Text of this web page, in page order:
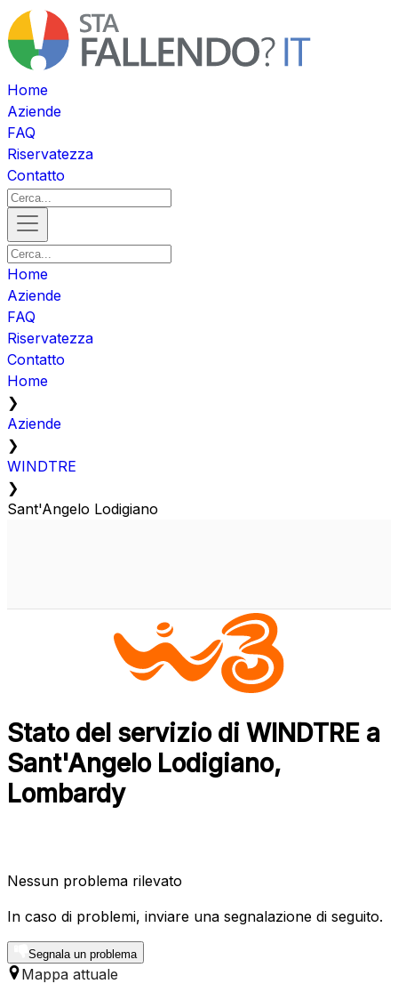
Home
Aziende
FAQ
Riservatezza
Contatto
Home
Aziende
FAQ
Riservatezza
Contatto
Home
❯
Aziende
❯
WINDTRE
❯
Sant'Angelo Lodigiano
Stato del servizio di WINDTRE a
Sant'Angelo Lodigiano,
Lombardy
Nessun problema rilevato
In caso di problemi, inviare una segnalazione di seguito.
Segnala un problema
Mappa attuale